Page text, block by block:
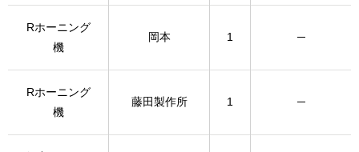
Rホーニング
機
岡本 1 ─
Rホーニング
機
藤田製作所 1 ─